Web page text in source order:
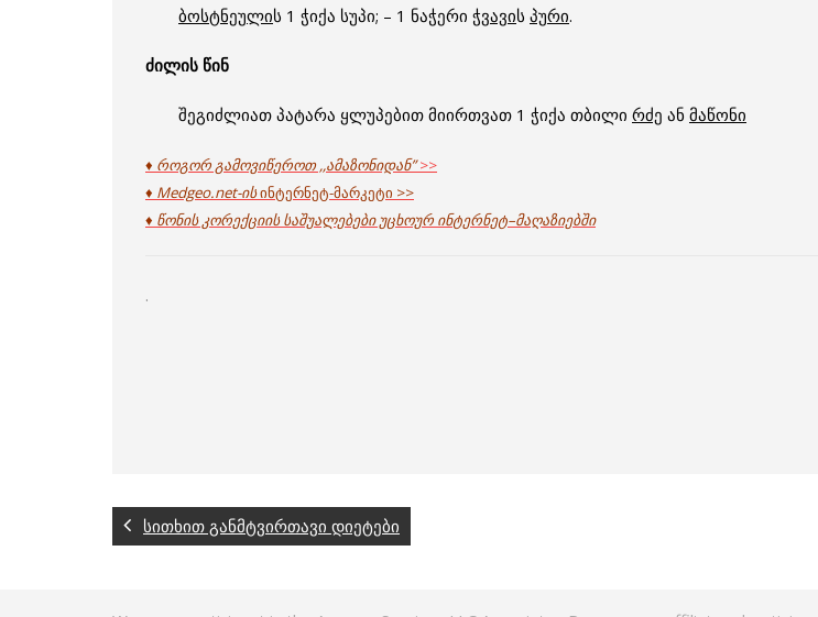
ბოსტნეულის 1 ჭიქა სუპი; – 1 ნაჭერი ჭვავის პური.
ძილის წინ
შეგიძლიათ პატარა ყლუპებით მიირთვათ 1 ჭიქა თბილი რძე ან მაწონი
♦ როგორ გამოვიწეროთ ,,ამაზონიდან”>>
♦ Medgeo.net-ისინტერნეტ-მარკეტი >>
♦ წონის კორექციის საშუალებები უცხოურ ინტერნეტ–მაღაზიებში
.
სითხით განმტვირთავი დიეტები